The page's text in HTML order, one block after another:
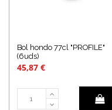
Bol hondo 77cl "PROFILE"
(6uds)
45,87 €